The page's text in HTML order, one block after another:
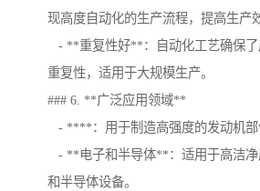
现高度自动化的生产流程，提高生产
- **重复性好**：自动化工艺确保了
重复性，适用于大规模生产。
### 6. **广泛应用领域**
- ****：用于制造高强度的发动机部
- **电子和半导体**：适用于高洁净
和半导体设备。